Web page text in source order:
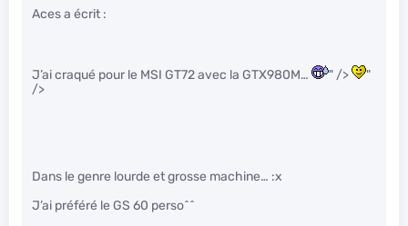
Aces a écrit :
J’ai craqué pour le MSI GT72 avec la GTX980M… " />
"
/>
Dans le genre lourde et grosse machine… :x
J’ai préféré le GS 60 perso^^